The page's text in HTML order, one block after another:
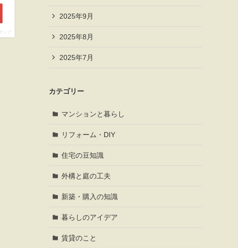
ップ
2025年9月
2025年8月
2025年7月
カテゴリー
マンションと暮らし
リフォーム・DIY
住宅の豆知識
外構と庭の工夫
新築・購入の知識
暮らしのアイデア
賃貸のこと